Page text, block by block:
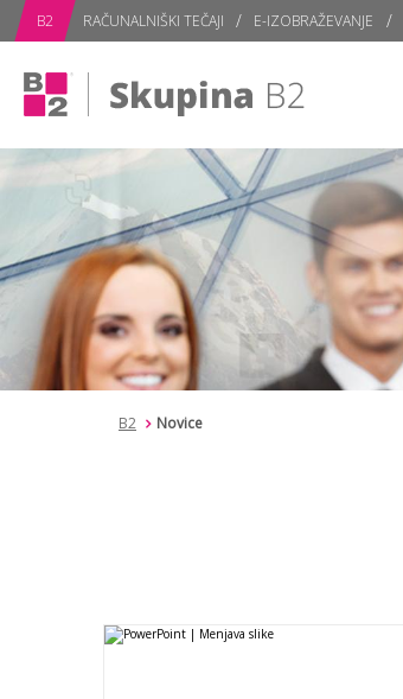
B2 RAČUNALNIŠKI TEČAJI E-IZOBRAŽEVANJE
subPage
B2 Novice